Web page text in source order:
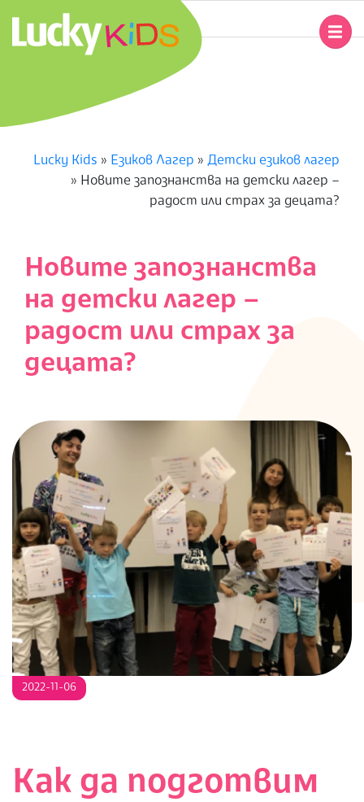
content
U
C
K
D
Lucky Kids » Езиков Лагер » Детски езиков лагер
» Новите запознанства на детски лагер –
радост или страх за децата?
Новите запознанства
на детски лагер –
радост или страх за
децата?
2022-11-06
Как да подготвим